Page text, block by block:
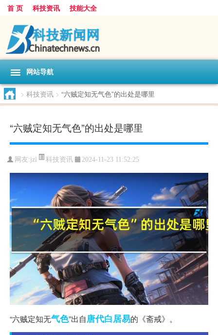
首 页 科技资讯 技能大全
网站导航
> 科技资讯 > “六贼定知无气色”的出处是哪里
“六贼定知无气色”的出处是哪里
网友:jzl 科技资讯 2024-11-23 11:52:25
“六贼定知无气色”出自唐代白居易的《斋戒》。